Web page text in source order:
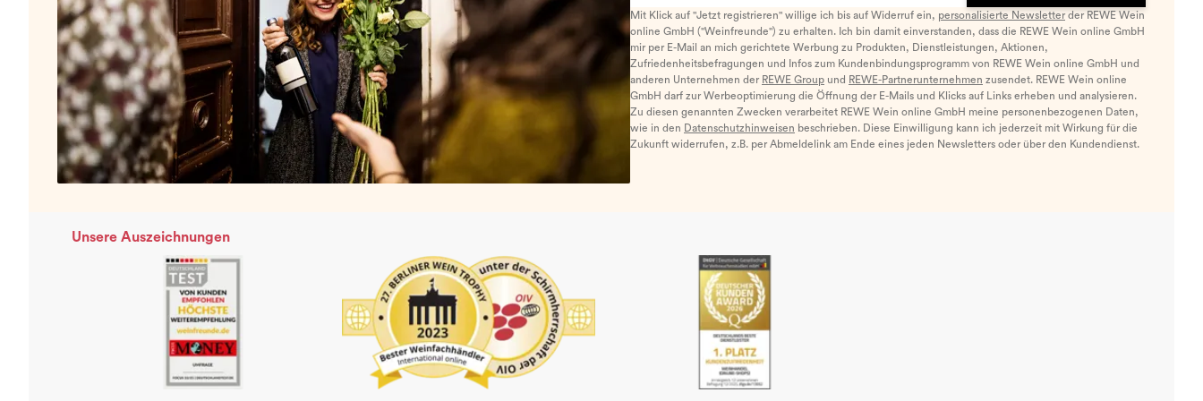
Mit Klick auf "Jetzt registrieren" willige ich bis auf Widerruf ein, personalisierte Newsletterder REWE Wein
online GmbH ("Weinfreunde") zu erhalten. Ich bin damit einverstanden, dass die REWE Wein online GmbH
mir per E-Mail an mich gerichtete Werbung zu Produkten, Dienstleistungen, Aktionen,
Zufriedenheitsbefragungen und Infos zum Kundenbindungsprogramm von REWE Wein online GmbH und
anderen Unternehmen der REWE Group und REWE-Partnerunternehmen zusendet. REWE Wein online
GmbH darf zur Werbeoptimierung die Öffnung der E-Mails und Klicks auf Links erheben und analysieren.
Zu diesen genannten Zwecken verarbeitet REWE Wein online GmbH meine personenbezogenen Daten,
wie in den Datenschutzhinweisen beschrieben. Diese Einwilligung kann ich jederzeit mit Wirkung für die
Zukunft widerrufen, z.B. per Abmeldelink am Ende eines jeden Newsletters oder über den Kundendienst.
Unsere Auszeichnungen